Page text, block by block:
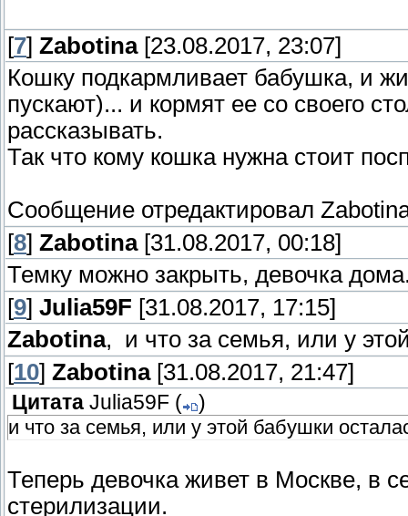
[7] Zabotina[23.08.2017, 23:07]
Кошку подкармливает бабушка, и
пускают)... и кормят ее со своего
рассказывать.
Так что кому кошка нужна стоит
Сообщение отредактировал
[8] Zabotina[31.08.2017, 00:18]
Темку можно закрыть, девочка
[9] Julia59F [31.08.2017, 17:15]
Zabotina, и что за семья, или у
[10] Zabotina[31.08.2017, 21:47]
Цитата Julia59F (
)
и что за семья, или у этой бабушки
Теперь девочка живет в Москве, в
стерилизации.